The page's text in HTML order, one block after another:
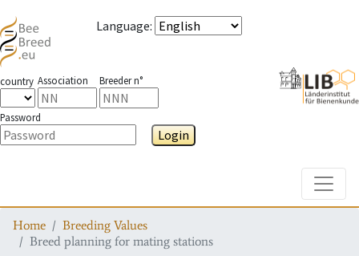
Language:
country Association Breeder n°
Password
Login
Home
Breeding Values
Breed planning for mating stations